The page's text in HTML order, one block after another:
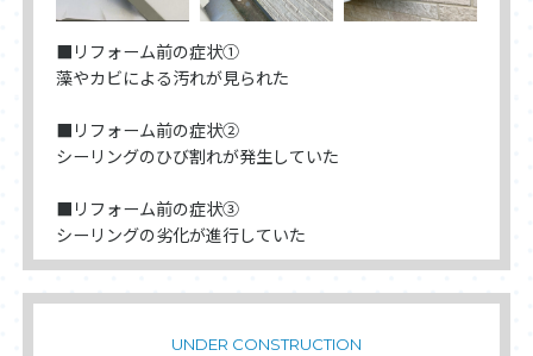
■リフォーム前の症状①
藻やカビによる汚れが見られた
■リフォーム前の症状②
シーリングのひび割れが発生していた
■リフォーム前の症状③
シーリングの劣化が進行していた
UNDER CONSTRUCTION